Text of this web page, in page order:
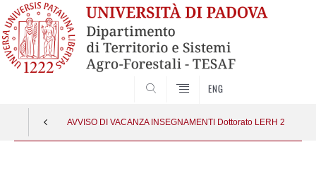
ENG
AVVISO DI VACANZA INSEGNAMENTI Dottorato LERH 2026